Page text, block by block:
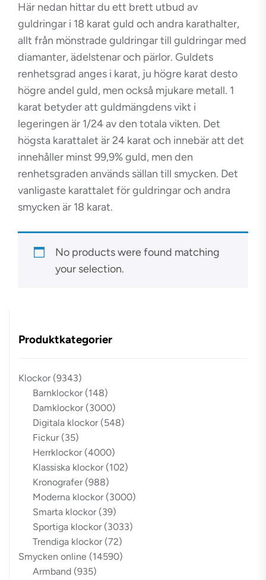
Här nedan hittar du ett brett utbud av
guldringar i 18 karat guld och andra karathalter,
allt från mönstrade guldringar till guldringar med
diamanter, ädelstenar och pärlor. Guldets
renhetsgrad anges i karat, ju högre karat desto
högre andel guld, men också mjukare metall. 1
karat betyder att guldmängdens vikt i
legeringen är 1/24 av den totala vikten. Det
högsta karattalet är 24 karat och innebär att det
innehåller minst 99,9% guld, men den
renhetsgraden används sällan till smycken. Det
vanligaste karattalet för guldringar och andra
smycken är 18 karat.
No products were found matching
your selection.
Produktkategorier
Klockor (9343)
Barnklockor (148)
Damklockor (3000)
Digitala klockor (548)
Fickur (35)
Herrklockor (4000)
Klassiska klockor (102)
Kronografer (988)
Moderna klockor (3000)
Smarta klockor (39)
Sportiga klockor (3033)
Trendiga klockor (72)
Smycken online (14590)
Armband (935)